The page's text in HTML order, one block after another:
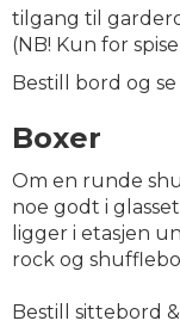
tilgang til
(NB! Kun for
Bestill bord og
Boxer
Om en runde
noe godt i
ligger i etasjen
rock og
Bestill sittebord